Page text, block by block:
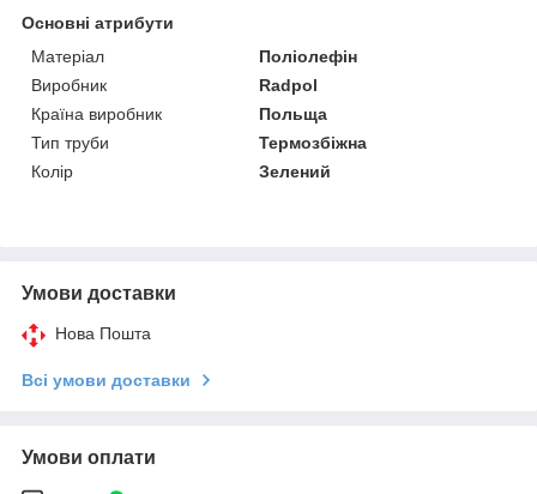
Основні атрибути
Матеріал
Поліолефін
Виробник
Radpol
Країна виробник
Польща
Тип труби
Термозбіжна
Колір
Зелений
Умови доставки
Нова Пошта
Всі умови доставки
Умови оплати